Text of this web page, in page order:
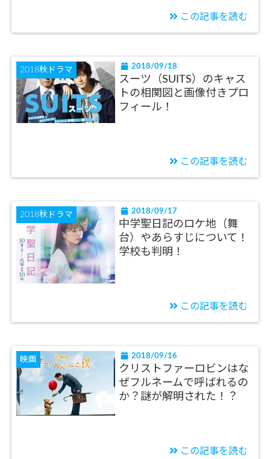
この記事を読む
2018秋ドラマ 2018/09/18
スーツ（SUITS）のキャス
トの相関図と画像付きプロ
フィール！
この記事を読む
2018秋ドラマ 2018/09/17
中学聖日記のロケ地（舞
台）やあらすじについて！
学校も判明！
この記事を読む
映画 2018/09/16
クリストファーロビンはな
ぜフルネームで呼ばれるの
か？謎が解明された！？
この記事を読む